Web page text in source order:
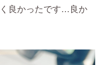
良かったです…良か